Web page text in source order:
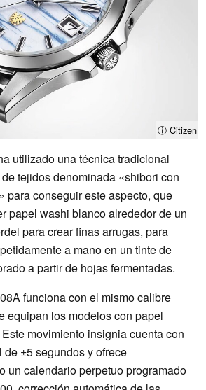
ⓘ Citizen
utilizado una técnica tradicional
tejidos denominada «shibori con
para conseguir este aspecto, que
papel washi blanco alrededor de un
para crear finas arrugas, para
a mano en un tinte de
a partir de hojas fermentadas.
funciona con el mismo calibre
equipan los modelos con papel
movimiento insignia cuenta con
±5 segundos y ofrece
un calendario perpetuo programado